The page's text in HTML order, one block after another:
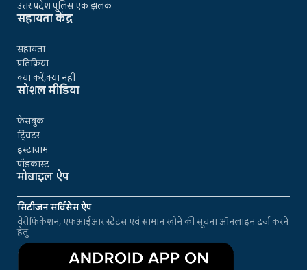
उत्तर प्रदेश पुलिस एक झलक
सहायता केंद्र
सहायता
प्रतिक्रिया
क्या करें,क्या नहीं
सोशल मीडिया
फेसबुक
ट्विटर
इंस्टाग्राम
पॉडकास्ट
मोबाइल ऐप
सिटीजन सर्विसेस ऐप
वेरीफिकेशन, एफआईआर स्टेटस एवं सामान खोने की सूचना ऑनलाइन दर्ज करने
हेतु